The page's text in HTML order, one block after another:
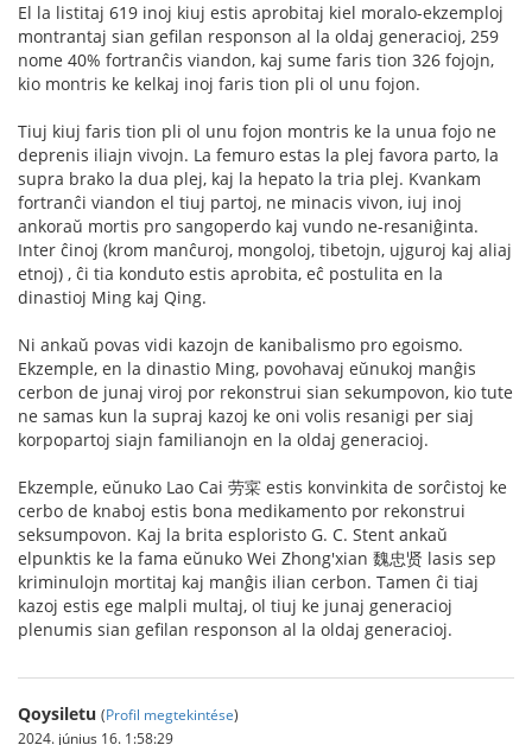
El la listitaj 619 inoj kiuj estis aprobitaj kiel moralo-ekzemploj
montrantaj sian gefilan responson al la oldaj generacioj, 259
nome 40% fortranĉis viandon, kaj sume faris tion 326 fojojn,
kio montris ke kelkaj inoj faris tion pli ol unu fojon.
Tiuj kiuj faris tion pli ol unu fojon montris ke la unua fojo ne
deprenis iliajn vivojn. La femuro estas la plej favora parto, la
supra brako la dua plej, kaj la hepato la tria plej. Kvankam
fortranĉi viandon el tiuj partoj, ne minacis vivon, iuj inoj
ankoraŭ mortis pro sangoperdo kaj vundo ne-resaniĝinta.
Inter ĉinoj (krom manĉuroj, mongoloj, tibetojn, ujguroj kaj aliaj
etnoj) , ĉi tia konduto estis aprobita, eĉ postulita en la
dinastioj Ming kaj Qing.
Ni ankaŭ povas vidi kazojn de kanibalismo pro egoismo.
Ekzemple, en la dinastio Ming, povohavaj eŭnukoj manĝis
cerbon de junaj viroj por rekonstrui sian sekumpovon, kio tute
ne samas kun la supraj kazoj ke oni volis resanigi per siaj
korpopartoj siajn familianojn en la oldaj generacioj.
Ekzemple, eŭnuko Lao Cai 劳寀 estis konvinkita de sorĉistoj ke
cerbo de knaboj estis bona medikamento por rekonstrui
seksumpovon. Kaj la brita esploristo G. C. Stent ankaŭ
elpunktis ke la fama eŭnuko Wei Zhong'xian 魏忠贤 lasis sep
kriminulojn mortitaj kaj manĝis ilian cerbon. Tamen ĉi tiaj
kazoj estis ege malpli multaj, ol tiuj ke junaj generacioj
plenumis sian gefilan responson al la oldaj generacioj.
Qoysiletu (Profil megtekintése)
2024. június 16. 1:58:29